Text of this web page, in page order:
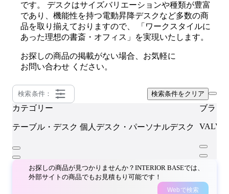
です。 デスクはサイズバリエーションや種類が豊富
であり、機能性を持つ電動昇降デスクなど多数の商
品を取り揃えておりますので、 「ワークスタイルに
あった理想の書斎・オフィス」を実現いたします。
お探しの商品の掲載がない場合、お気軽に
お問い合わせ ください。
検索条件： 検索条件をクリア
カテゴリー
テーブル・デスク 個人デスク・パーソナルデスク
ブラン
お探しの商品が見つかりませんか？INTERIOR BASEでは、
外部サイトの商品でもお見積もり可能です！
Webで検索